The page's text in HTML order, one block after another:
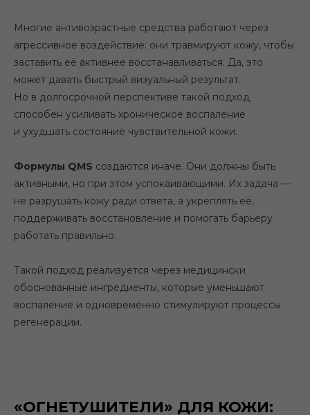
Многие антивозрастные средства работают через
агрессивное воздействие: они травмируют кожу, чтобы
заставить её активнее восстанавливаться. Да, это
может давать быстрый визуальный результат.
Но в долгосрочной перспективе такой подход
способен усиливать хроническое воспаление
и ухудшать состояние чувствительной кожи.
Формулы QMS создаются иначе. Они должны быть
активными, но при этом успокаивающими. Их задача —
не разрушать кожу ради ответа, а укреплять её,
поддерживать восстановление и помогать барьеру
работать правильно.
Такой подход реализуется через медицински
обоснованные ингредиенты, которые уменьшают
воспаление и одновременно стимулируют процессы
регенерации.
«ОГНЕТУШИТЕЛИ» ДЛЯ КОЖИ: